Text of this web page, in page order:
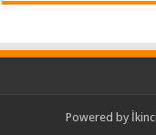
Powered by